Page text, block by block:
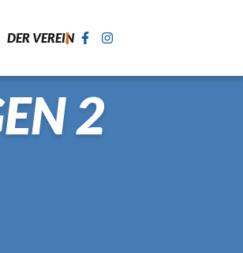
DER VEREIN
SPORT FÜR KINDER
2